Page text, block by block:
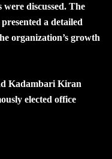
discussed. The
a detailed
organization’s growth
Kadambari Kiran
elected office